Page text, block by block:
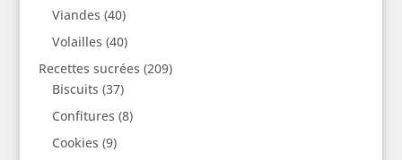
Viandes (40)
Volailles (40)
Recettes sucrées (209)
Biscuits (37)
Confitures (8)
Cookies (9)